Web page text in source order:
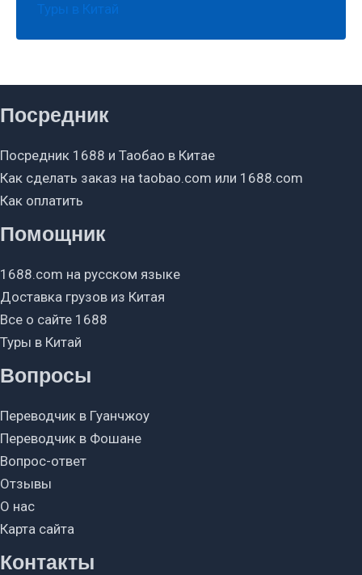
Туры в Китай
Посредник
Посредник 1688 и Таобао в Китае
Как сделать заказ на taobao.com или 1688.com
Как оплатить
Помощник
1688.com на русском языке
Доставка грузов из Китая
Все о сайте 1688
Туры в Китай
Вопросы
Переводчик в Гуанчжоу
Переводчик в Фошане
Вопрос-ответ
Отзывы
О нас
Карта сайта
Контакты